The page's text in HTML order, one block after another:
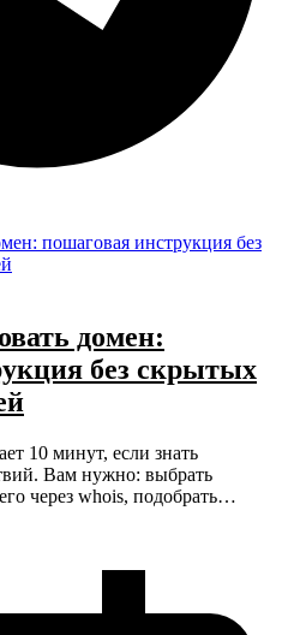
домен:
без скрытых
10 минут, если знать
Вам нужно: выбрать
через whois, подобрать…